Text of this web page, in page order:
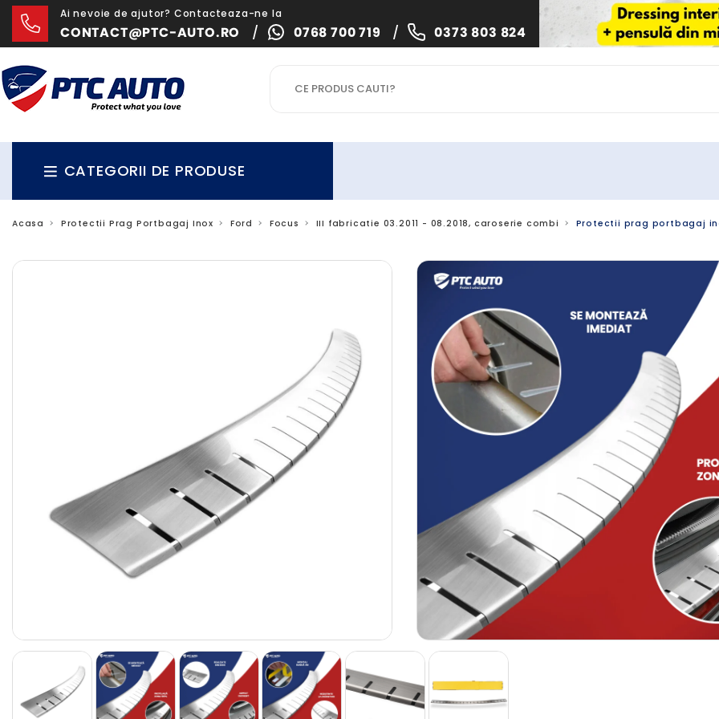
Ai nevoie de ajutor? Contacteaza-ne la
CONTACT@PTC-AUTO.RO / 0768 700 719 / 0373 803 824
CATEGORII DE PRODUSE
Acasa Protectii Prag Portbagaj Inox Ford Focus III fabricatie 03.2011 - 08.2018, caroserie combi Protectii prag portbagaj